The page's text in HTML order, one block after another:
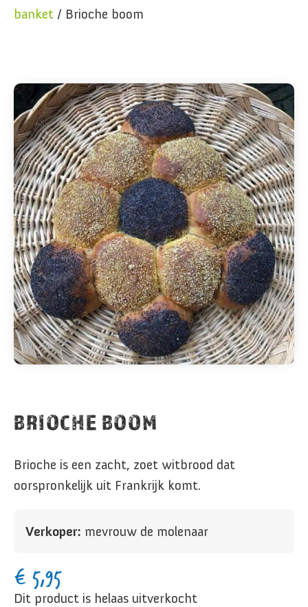
banket / Brioche boom
BRIOCHE BOOM
Brioche is een zacht, zoet witbrood dat
oorspronkelijk uit Frankrijk komt.
Verkoper: mevrouw de molenaar
€ 5,95
Dit product is helaas uitverkocht